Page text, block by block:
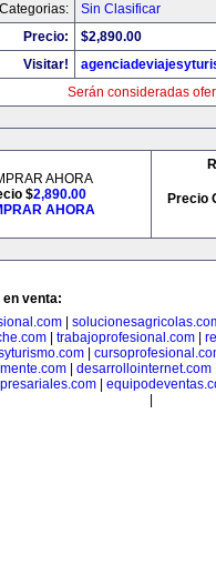
Categorias:
Sin Clasificar
Precio:
$2,890.00
Visitar!
Serán consideradas
AHORA
$2,890.00
AHORA
Precio
venta:
trabajoprofesional.com
desarrollointernet.com